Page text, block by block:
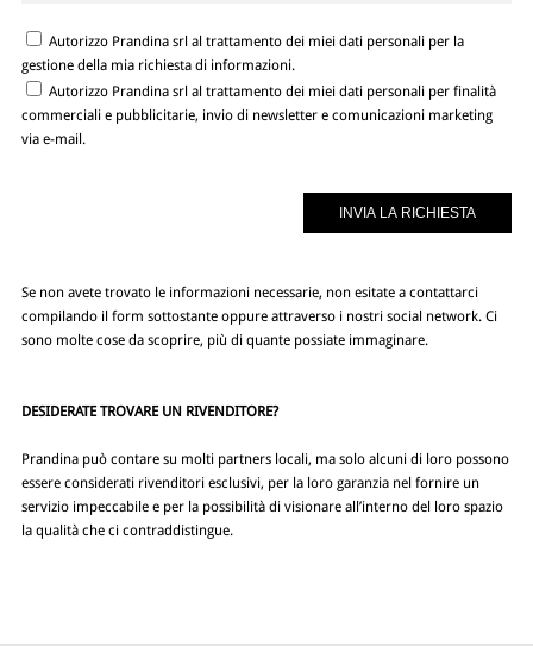
Autorizzo Prandina srl al trattamento dei miei dati personali per la
gestione della mia richiesta di informazioni.
Autorizzo Prandina srl al trattamento dei miei dati personali per finalità
commerciali e pubblicitarie, invio di newsletter e comunicazioni marketing
via e-mail.
Se non avete trovato le informazioni necessarie, non esitate a contattarci
compilando il form sottostante oppure attraverso i nostri social network. Ci
sono molte cose da scoprire, più di quante possiate immaginare.
DESIDERATE TROVARE UN RIVENDITORE?
Prandina può contare su molti partners locali, ma solo alcuni di loro possono
essere considerati rivenditori esclusivi, per la loro garanzia nel fornire un
servizio impeccabile e per la possibilità di visionare all’interno del loro spazio
la qualità che ci contraddistingue.